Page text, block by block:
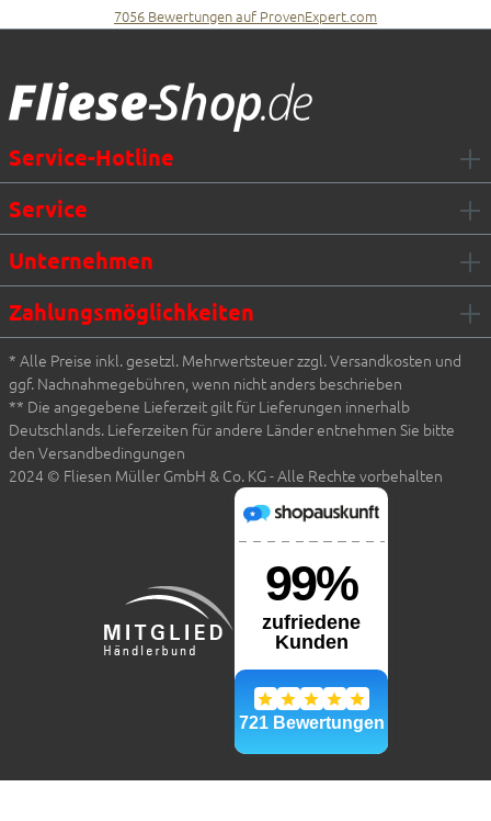
7056 Bewertungen auf ProvenExpert.com
Service-Hotline
Service
Unternehmen
Zahlungsmöglichkeiten
* Alle Preise inkl. gesetzl. Mehrwertsteuer zzgl. Versandkosten und
ggf. Nachnahmegebühren, wenn nicht anders beschrieben
** Die angegebene Lieferzeit gilt für Lieferungen innerhalb
Deutschlands. Lieferzeiten für andere Länder entnehmen Sie bitte
den Versandbedingungen
2024 © Fliesen Müller GmbH & Co. KG - Alle Rechte vorbehalten